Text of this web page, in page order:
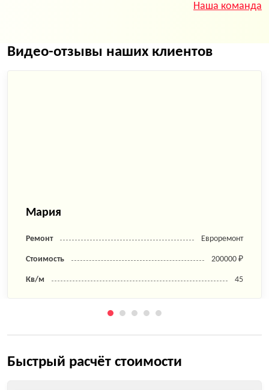
Наша команда
Видео-отзывы наших клиентов
Мария
Ремонт Евроремонт
Стоимость 200000 ₽
Кв/м 45
Быстрый расчёт стоимости